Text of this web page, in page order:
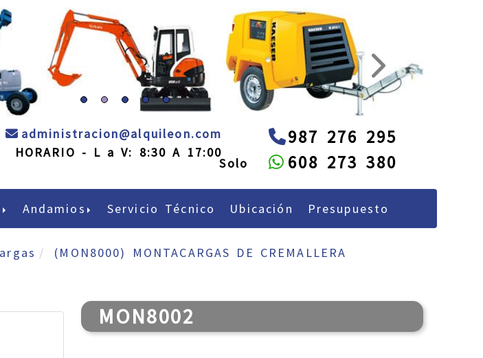
administracion alquileon.com administracion
alquileon.com
HORARIO - L a V: 8:30 A 17:00
987 276 295
608 273 380
Andamios Servicio Técnico Ubicación Presupuesto
(MON8000) MONTACARGAS DE CREMALLERA
MON8002